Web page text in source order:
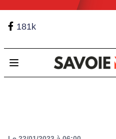
181k
Open main menu